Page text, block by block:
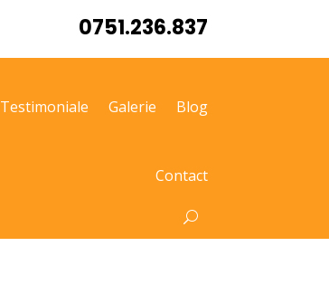
0751.236.837
Testimoniale Galerie Blog
Contact